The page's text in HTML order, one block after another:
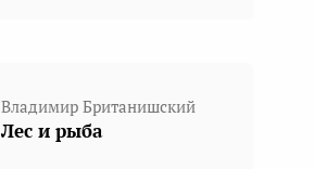
Владимир Британишский
Лес и рыба